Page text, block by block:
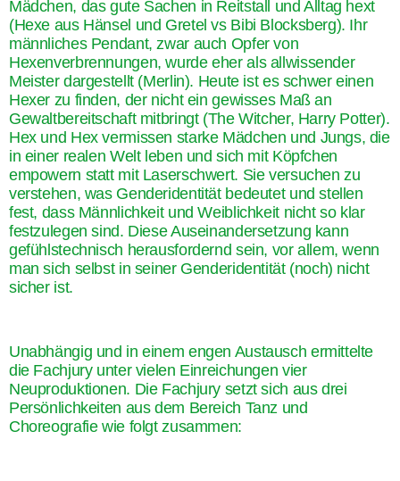
Mädchen, das gute Sachen in Reitstall und Alltag hext
(Hexe aus Hänsel und Gretel vs Bibi Blocksberg). Ihr
männliches Pendant, zwar auch Opfer von
Hexenverbrennungen, wurde eher als allwissender
Meister dargestellt (Merlin). Heute ist es schwer einen
Hexer zu finden, der nicht ein gewisses Maß an
Gewaltbereitschaft mitbringt (The Witcher, Harry Potter).
Hex und Hex vermissen starke Mädchen und Jungs, die
in einer realen Welt leben und sich mit Köpfchen
empowern statt mit Laserschwert. Sie versuchen zu
verstehen, was Genderidentität bedeutet und stellen
fest, dass Männlichkeit und Weiblichkeit nicht so klar
festzulegen sind. Diese Auseinandersetzung kann
gefühlstechnisch herausfordernd sein, vor allem, wenn
man sich selbst in seiner Genderidentität (noch) nicht
sicher ist.
Unabhängig und in einem engen Austausch ermittelte
die Fachjury unter vielen Einreichungen vier
Neuproduktionen. Die Fachjury setzt sich aus drei
Persönlichkeiten aus dem Bereich Tanz und
Choreografie wie folgt zusammen: